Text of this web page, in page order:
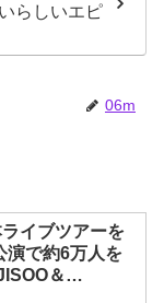
らしいエピ
06m
イブツアーを
で約6万人を
＆